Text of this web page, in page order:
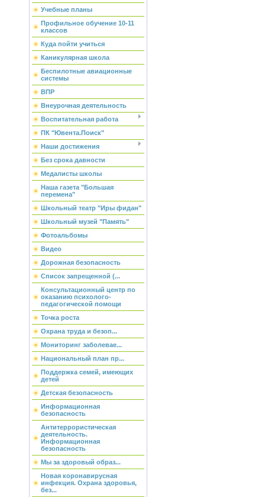
Учебные планы
Профильное обучение 10-11
классов
Куда пойти учиться
Каникулярная школа
Беспилотные авиационные
системы
ВПР
Внеурочная деятельность
Воспитательная работа
ПК "Ювента.Поиск"
Наши достижения
Без срока давности
Медалисты школы
Наша газета "Большая
перемена"
Школьный театр "Иры фидан"
Школьный музей "Память"
Фотоальбомы
Видео
Дорожная безопасность
Список запрещенной (...
Консультационный центр по
оказанию психолого-
педагогической помощи
Точка роста
Охрана труда и безоп...
Мониторинг заболевае...
Национальный план пр...
Поддержка семей, имеющих
детей
Детская безопасность
Информационная
безопасность
Антитеррористическая
деятельность.
Информационная
безопасность
Мы за здоровый образ...
Новая коронавирусная
инфекция. Охрана здоровья,
без...